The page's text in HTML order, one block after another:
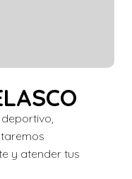
y atender tus